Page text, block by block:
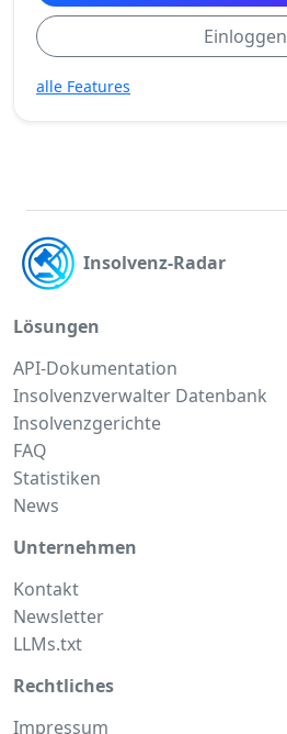
Einloggen
alle Features
Insolvenz-Radar
Lösungen
API-Dokumentation
Insolvenzverwalter Datenbank
Insolvenzgerichte
FAQ
Statistiken
News
Unternehmen
Kontakt
Newsletter
LLMs.txt
Rechtliches
Impressum